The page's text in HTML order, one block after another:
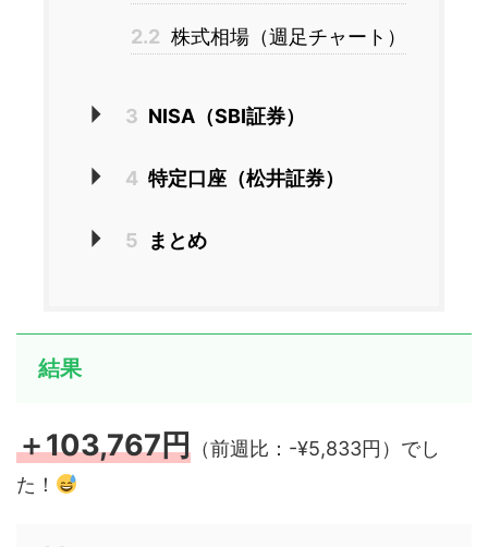
2.2 株式相場（週足チャート）
3 NISA（SBI証券）
4 特定口座（松井証券）
5 まとめ
結果
＋103,767円 （前週比：-¥5,833円）でし
た！